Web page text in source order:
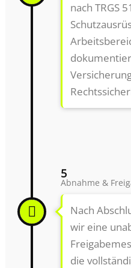
nach TRGS
5
Abnahme &
Nach
wir eine
die